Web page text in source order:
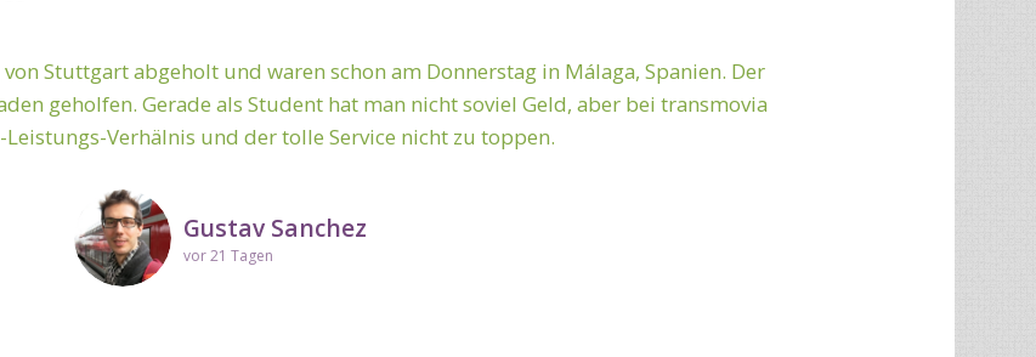
Stuttgart abgeholt und waren schon am Donnerstag in Málaga, Spanien. Der
geholfen. Gerade als Student hat man nicht soviel Geld, aber bei transmovia
Leistungs-Verhälnis und der tolle Service nicht zu toppen.
Gustav Sanchez
vor 21 Tagen
zufriden mit den Leistungen! Danke für die gute Zusammenarbeit!